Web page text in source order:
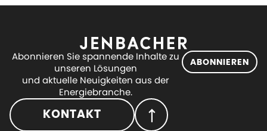
Abonnieren Sie spannende Inhalte zu
unseren Lösungen
und aktuelle Neuigkeiten aus der
Energiebranche.
ABONNIEREN
KONTAKT